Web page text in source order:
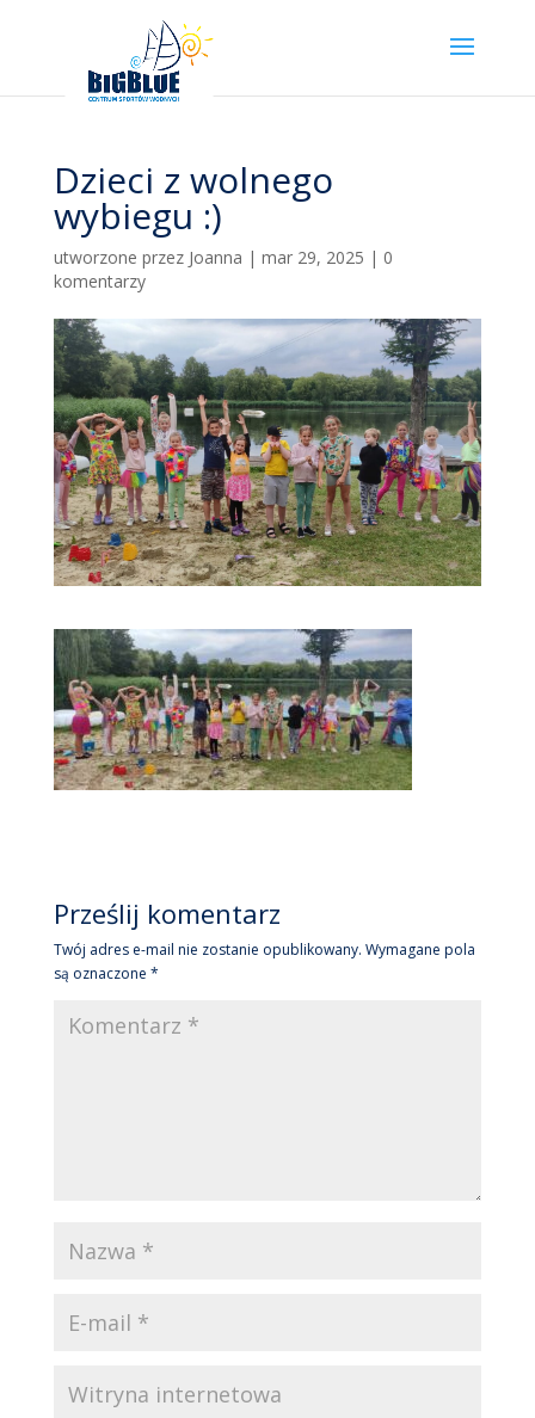
Dzieci z wolnego
wybiegu :)
utworzone przez Joanna | mar 29, 2025 | 0
komentarzy
Prześlij komentarz
Twój adres e-mail nie zostanie opublikowany. Wymagane pola
są oznaczone *